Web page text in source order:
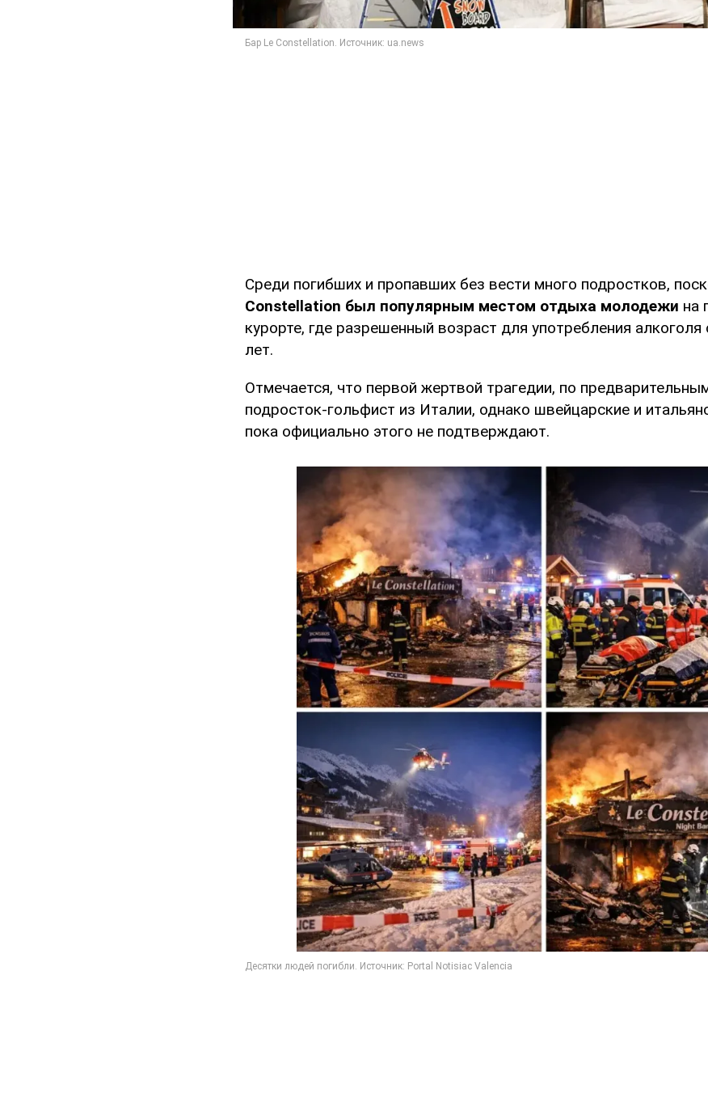
Среди погибших и пропавших без вести много подростков,
Constellation был популярным местом отдыха молодежи на
курорте, где разрешенный возраст для употребления алкоголя
лет.
Отмечается, что первой жертвой трагедии, по
подросток-гольфист из Италии, однако швейцарские и
пока официально этого не подтверждают.